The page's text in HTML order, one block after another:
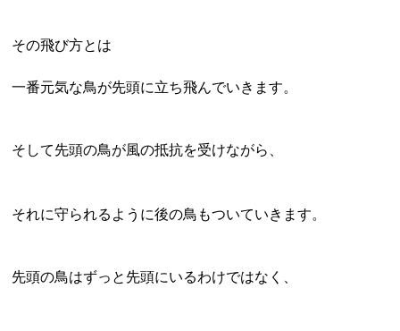
その飛び方とは
一番元気な鳥が先頭に立ち飛んでいきます。
そして先頭の鳥が風の抵抗を受けながら、
それに守られるように後の鳥もついていきます。
先頭の鳥はずっと先頭にいるわけではなく、